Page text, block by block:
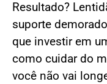
Resultado?
suporte
que investir em
como cuidar do
você não vai